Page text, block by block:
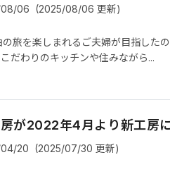
06 (2025/08/06 更新)
旅を楽しまれるご夫婦が目指した
だわりのキッチンや住みながら...
が2022年4月より新工房
20 (2025/07/30 更新)